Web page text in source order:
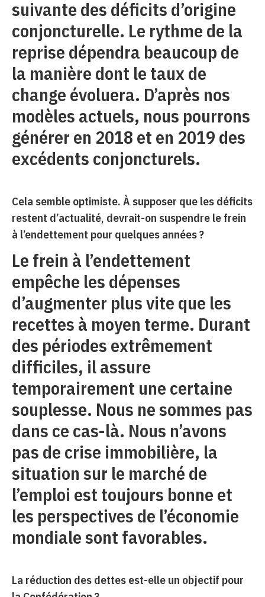
suivante des déficits d’origine
conjoncturelle. Le rythme de la
reprise dépendra beaucoup de
la manière dont le taux de
change évoluera. D’après nos
modèles actuels, nous pourrons
générer en 2018 et en 2019 des
excédents conjoncturels.
Cela semble optimiste. À supposer que les déficits
restent d’actualité, devrait-on suspendre le frein
à l’endettement pour quelques années ?
Le frein à l’endettement
empêche les dépenses
d’augmenter plus vite que les
recettes à moyen terme. Durant
des périodes extrêmement
difficiles, il assure
temporairement une certaine
souplesse. Nous ne sommes pas
dans ce cas-là. Nous n’avons
pas de crise immobilière, la
situation sur le marché de
l’emploi est toujours bonne et
les perspectives de l’économie
mondiale sont favorables.
La réduction des dettes est-elle un objectif pour